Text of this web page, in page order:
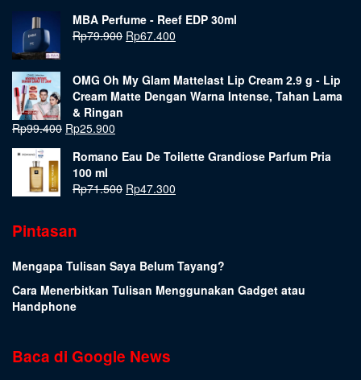
MBA Perfume - Reef EDP 30ml
Rp79.900 Rp67.400
OMG Oh My Glam Mattelast Lip Cream 2.9 g - Lip
Cream Matte Dengan Warna Intense, Tahan Lama
& Ringan
Rp99.400 Rp25.900
Romano Eau De Toilette Grandiose Parfum Pria
100 ml
Rp71.500 Rp47.300
Pintasan
Mengapa Tulisan Saya Belum Tayang?
Cara Menerbitkan Tulisan Menggunakan Gadget atau
Handphone
Baca di Google News